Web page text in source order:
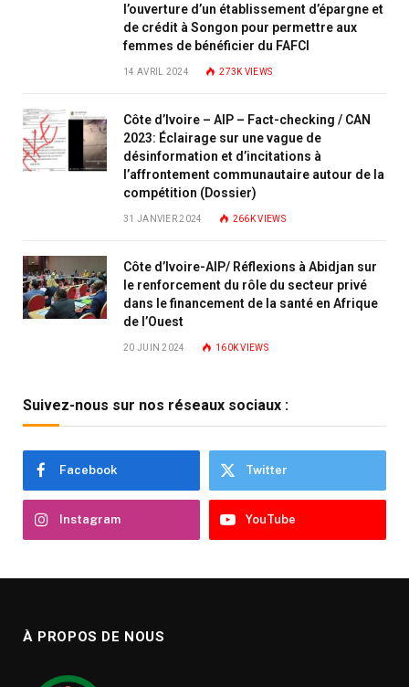
l’ouverture d’un établissement d’épargne et
de crédit à Songon pour permettre aux
femmes de bénéficier du FAFCI
14 AVRIL 2024 273K VIEWS
Côte d’Ivoire – AIP – Fact-checking / CAN
2023: Éclairage sur une vague de
désinformation et d’incitations à
l’affrontement communautaire autour de la
compétition (Dossier)
31 JANVIER 2024 266KVIEWS
Côte d’Ivoire-AIP/ Réflexions à Abidjan sur
le renforcement du rôle du secteur privé
dans le financement de la santé en Afrique
de l’Ouest
20 JUIN 2024 160KVIEWS
Suivez-nous sur nos réseaux sociaux :
Facebook Twitter
Instagram YouTube
À PROPOS DE NOUS